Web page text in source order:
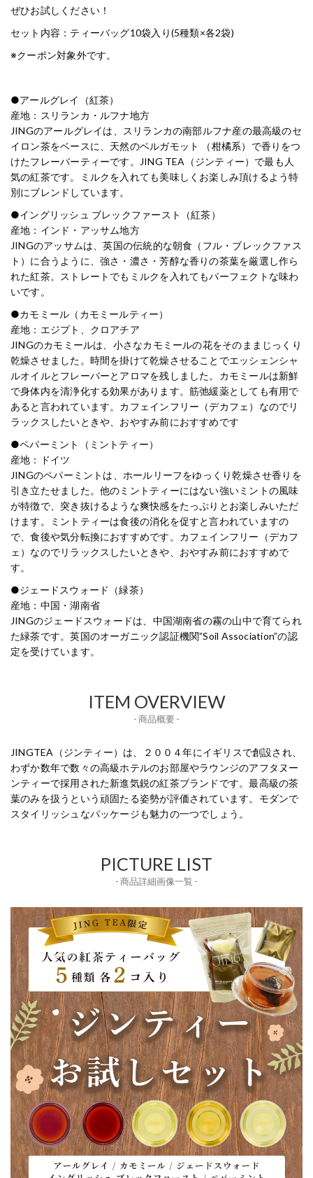
ぜひお試しください！
セット内容：ティーバッグ10袋入り(5種類×各2袋)
※クーポン対象外です。
●アールグレイ（紅茶）
産地：スリランカ・ルフナ地方
JINGのアールグレイは、スリランカの南部ルフナ産の最高級のセ
イロン茶をベースに、天然のベルガモット （柑橘系）で香りをつ
けたフレーバーティーです。JING TEA（ジンティー）で最も人
気の紅茶です。ミルクを入れても美味しくお楽しみ頂けるよう特
別にブレンドしています。
●イングリッシュ ブレックファースト（紅茶）
産地：インド・アッサム地方
JINGのアッサムは、英国の伝統的な朝食（フル・ブレックファス
ト）に合うように、強さ・濃さ・芳醇な香りの茶葉を厳選し作ら
れた紅茶。ストレートでもミルクを入れてもパーフェクトな味わ
いです。
●カモミール（カモミールティー）
産地：エジプト、クロアチア
JINGのカモミールは、小さなカモミールの花をそのままじっくり
乾燥させました。時間を掛けて乾燥させることでエッシェンシャ
ルオイルとフレーバーとアロマを残しました。カモミールは新鮮
で身体内を清浄化する効果があります。筋弛緩薬としても有用で
あると言われています。カフェインフリー（デカフェ）なのでリ
ラックスしたいときや、おやすみ前におすすめです
●ペパーミント（ミントティー）
産地：ドイツ
JINGのペパーミントは、ホールリーフをゆっくり乾燥させ香りを
引き立たせました。他のミントティーにはない強いミントの風味
が特徴で、突き抜けるような爽快感をたっぷりとお楽しみいただ
けます。ミントティーは食後の消化を促すと言われていますの
で、食後や気分転換におすすめです。カフェインフリー（デカフ
ェ）なのでリラックスしたいときや、おやすみ前におすすめで
す。
●ジェードスウォード（緑茶）
産地：中国・湖南省
JINGのジェードスウォードは、中国湖南省の霧の山中で育てられ
た緑茶です。英国のオーガニック認証機関”Soil Association”の認
定を受けています。
ITEM OVERVIEW
- 商品概要 -
JINGTEA（ジンティー）は、２００４年にイギリスで創設され、
わずか数年で数々の高級ホテルのお部屋やラウンジのアフタヌー
ンティーで採用された新進気鋭の紅茶ブランドです。最高級の茶
葉のみを扱うという頑固たる姿勢が評価されています。モダンで
スタイリッシュなパッケージも魅力の一つでしょう。
PICTURE LIST
- 商品詳細画像一覧 -